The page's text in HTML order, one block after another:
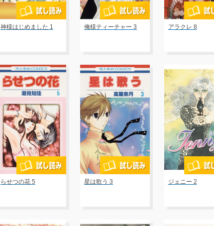
神様はじめました 1 俺様ティーチャー 3 アラクレ 8
らせつの花 5 星は歌う 3 ジェニー 2